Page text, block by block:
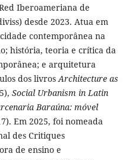
Red Iberoameriana de
desde 2023. Atua em
contemporânea na
história, teoria e crítica da
e arquitetura
dos livrosArchitecture as
Social Urbanism in Latin
Baraúna: móvel
Em 2025, foi nomeada
des Critiques
de ensino e